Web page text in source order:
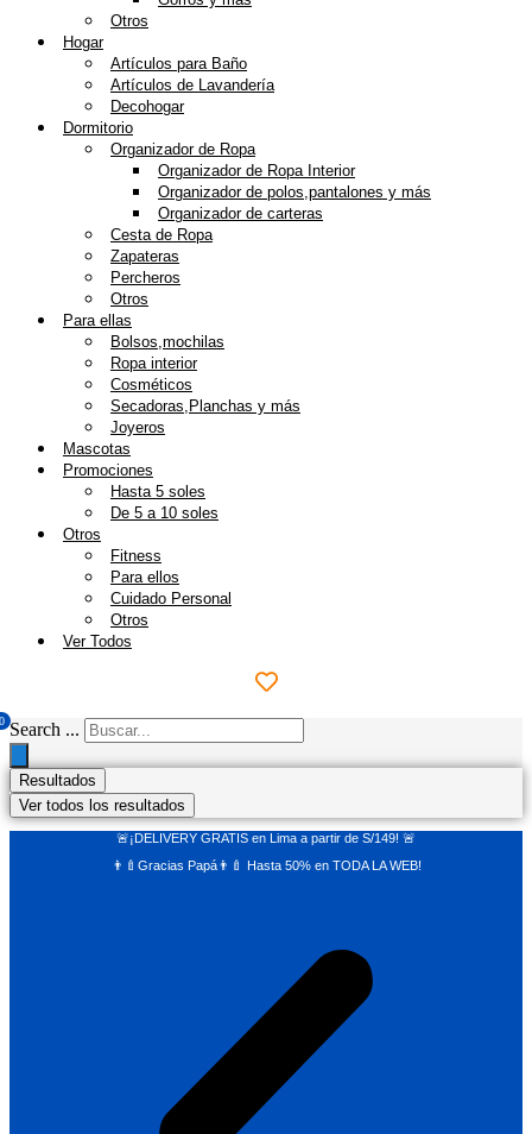
Otros
Hogar
Artículos para Baño
Artículos de Lavandería
Decohogar
Dormitorio
Organizador de Ropa
Organizador de Ropa Interior
Organizador de polos,pantalones y más
Organizador de carteras
Cesta de Ropa
Zapateras
Percheros
Otros
Para ellas
Bolsos,mochilas
Ropa interior
Cosméticos
Secadoras,Planchas y más
Joyeros
Mascotas
Promociones
Hasta 5 soles
De 5 a 10 soles
Otros
Fitness
Para ellos
Cuidado Personal
Otros
Ver Todos
0 Search ...
Resultados
Ver todos los resultados
🚨¡DELIVERY GRATIS en Lima a partir de S/149! 🚨
👨‍🍼Gracias Papá👨‍🍼 Hasta 50% en TODA LA WEB!